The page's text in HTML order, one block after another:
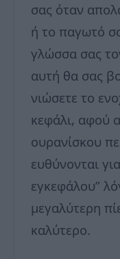
σας όταν
ή το παγωτό
γλώσσα σας
αυτή θα σας
νιώσετε το
κεφάλι, αφού
ουρανίσκου
ευθύνονται
εγκεφάλου”
μεγαλύτερη
καλύτερο.